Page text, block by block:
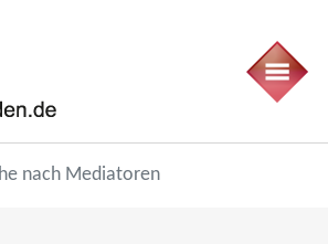
nach Mediatoren